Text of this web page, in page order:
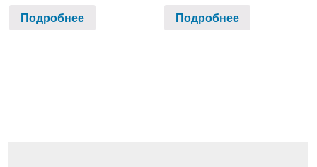
Подробнее Подробнее